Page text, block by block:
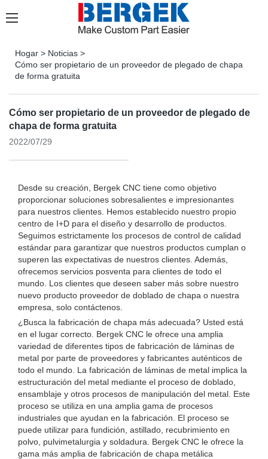
Hogar > Noticias >
Cómo ser propietario de un proveedor de plegado de chapa
de forma gratuita
Cómo ser propietario de un proveedor de plegado de
chapa de forma gratuita
2022/07/29
Desde su creación, Bergek CNC tiene como objetivo
proporcionar soluciones sobresalientes e impresionantes
para nuestros clientes. Hemos establecido nuestro propio
centro de I+D para el diseño y desarrollo de productos.
Seguimos estrictamente los procesos de control de calidad
estándar para garantizar que nuestros productos cumplan o
superen las expectativas de nuestros clientes. Además,
ofrecemos servicios posventa para clientes de todo el
mundo. Los clientes que deseen saber más sobre nuestro
nuevo producto proveedor de doblado de chapa o nuestra
empresa, solo contáctenos.
¿Busca la fabricación de chapa más adecuada? Usted está
en el lugar correcto. Bergek CNC le ofrece una amplia
variedad de diferentes tipos de fabricación de láminas de
metal por parte de proveedores y fabricantes auténticos de
todo el mundo. La fabricación de láminas de metal implica la
estructuración del metal mediante el proceso de doblado,
ensamblaje y otros procesos de manipulación del metal. Este
proceso se utiliza en una amplia gama de procesos
industriales que ayudan en la fabricación. El proceso se
puede utilizar para fundición, astillado, recubrimiento en
polvo, pulvimetalurgia y soldadura. Bergek CNC le ofrece la
gama más amplia de fabricación de chapa metálica